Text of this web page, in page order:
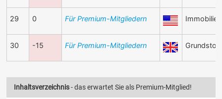
29 0 Für Premium-Mitgliedern
30 -15 Für Premium-Mitgliedern
Inhaltsverzeichnis- das erwartet Sie als Premium-Mitglied!